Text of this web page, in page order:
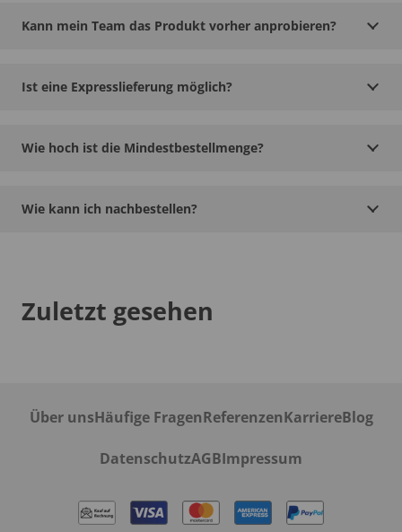
Kann mein Team das Produkt vorher anprobieren?
Ist eine Expresslieferung möglich?
Wie hoch ist die Mindestbestellmenge?
Wie kann ich nachbestellen?
Zuletzt gesehen
Über unsHäufige FragenReferenzenKarriereBlog
DatenschutzAGBImpressum